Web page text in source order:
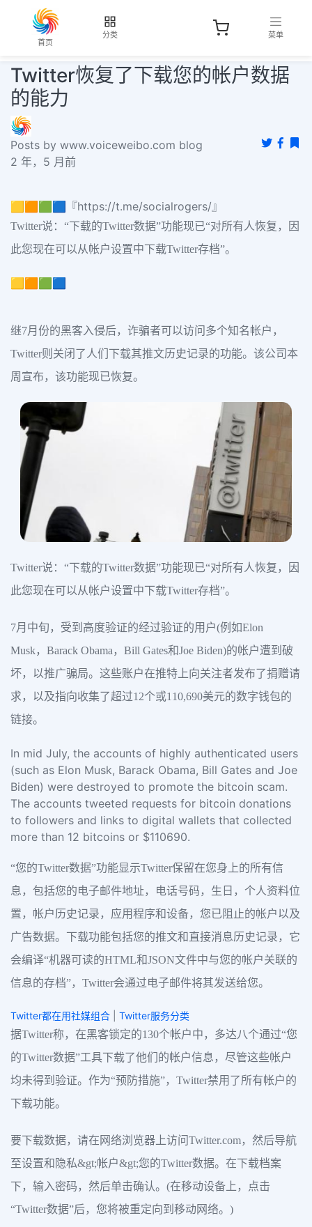
首页
分类 菜单
Twitter恢复了下载您的帐户数据
的能力
Posts by www.voiceweibo.com blog
2 年，5 月前
🟨🟧🟩🟦『https://t.me/socialrogers/』
Twitter说：“下载的Twitter数据”功能现已“对所有人恢复，因
此您现在可以从帐户设置中下载Twitter存档”。
🟨🟧🟩🟦
继7月份的黑客入侵后，诈骗者可以访问多个知名帐户，
Twitter则关闭了人们下载其推文历史记录的功能。该公司本
周宣布，该功能现已恢复。
Twitter说：“下载的Twitter数据”功能现已“对所有人恢复，因
此您现在可以从帐户设置中下载Twitter存档”。
7月中旬，受到高度验证的经过验证的用户(例如Elon
Musk，Barack Obama，Bill Gates和Joe Biden)的帐户遭到破
坏，以推广骗局。这些账户在推特上向关注者发布了捐赠请
求，以及指向收集了超过12个或110,690美元的数字钱包的
链接。
In mid July, the accounts of highly authenticated users
(such as Elon Musk, Barack Obama, Bill Gates and Joe
Biden) were destroyed to promote the bitcoin scam.
The accounts tweeted requests for bitcoin donations
to followers and links to digital wallets that collected
more than 12 bitcoins or $110690.
“您的Twitter数据”功能显示Twitter保留在您身上的所有信
息，包括您的电子邮件地址，电话号码，生日，个人资料位
置，帐户历史记录，应用程序和设备，您已阻止的帐户以及
广告数据。下载功能包括您的推文和直接消息历史记录，它
会编译“机器可读的HTML和JSON文件中与您的帐户关联的
信息的存档”，Twitter会通过电子邮件将其发送给您。
Twitter都在用社媒组合
Twitter服务分类
据Twitter称，在黑客锁定的130个帐户中，多达八个通过“您
的Twitter数据”工具下载了他们的帐户信息，尽管这些帐户
均未得到验证。作为“预防措施”，Twitter禁用了所有帐户的
下载功能。
要下载数据，请在网络浏览器上访问Twitter.com，然后导航
至设置和隐私&gt;帐户&gt;您的Twitter数据。在下载档案
下，输入密码，然后单击确认。(在移动设备上，点击
“Twitter数据”后，您将被重定向到移动网络。)